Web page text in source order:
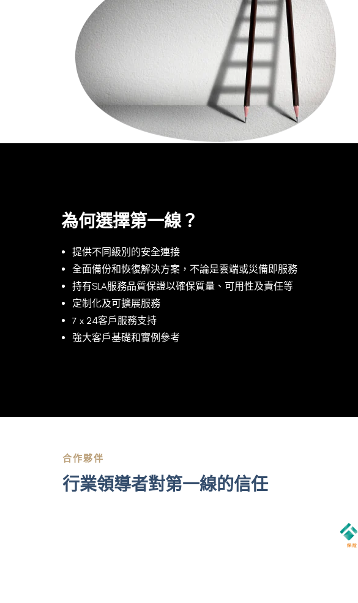
為何選擇第一線？
提供不同級別的安全連接
全面備份和恢復解決方案，不論是雲端或災備即服務
持有SLA服務品質保證以確保質量、可用性及責任等
定制化及可擴展服務
7 x 24客戶服務支持
強大客戶基礎和實例參考
合作夥伴
行業領導者對第一線的信任